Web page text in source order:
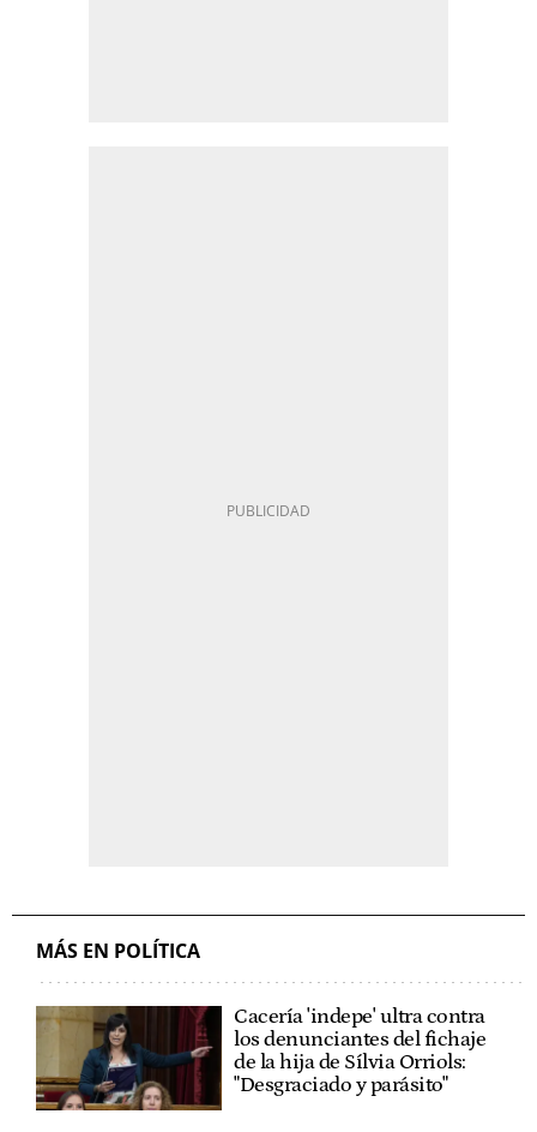
MÁS EN POLÍTICA
Cacería 'indepe' ultra contra
los denunciantes del fichaje
de la hija de Sílvia Orriols:
"Desgraciado y parásito"